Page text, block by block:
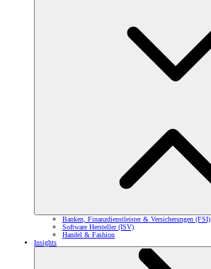
Banken, Finanzdienstleister & Versicherungen (FSI)
Software Hersteller (ISV)
Handel & Fashion
Insights